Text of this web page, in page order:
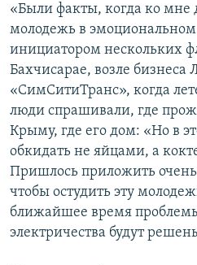
«Были факты, когда ко мне
молодежь в
инициатором нескольких
Бахчисарае, возле бизнеса
«СимСитиТранс», когда
люди спрашивали, где
Крыму, где его дом: «Но в
обкидать не яйцами, а
Пришлось приложить очень
чтобы остудить эту
ближайшее время
электричества будут